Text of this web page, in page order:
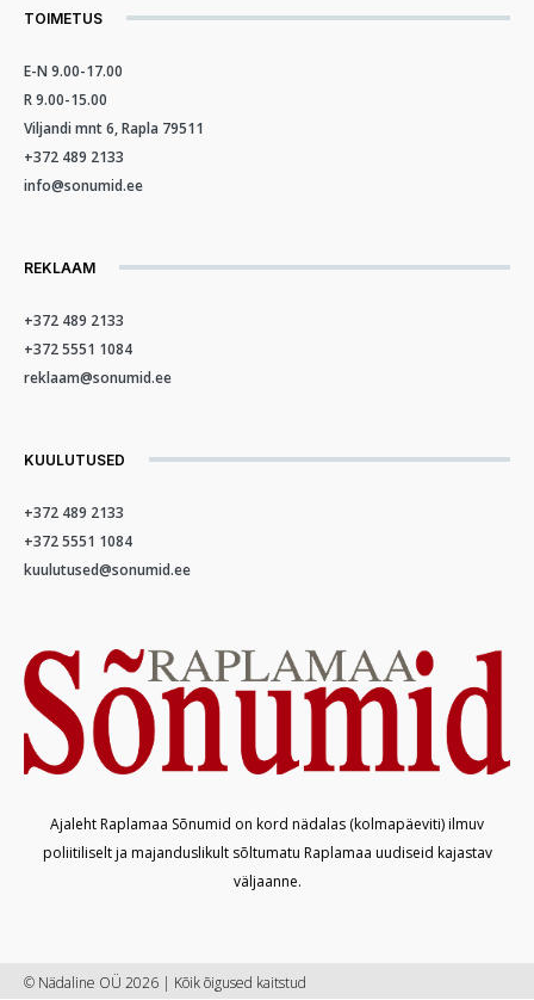
TOIMETUS
E-N 9.00-17.00
R 9.00-15.00
Viljandi mnt 6, Rapla 79511
+372 489 2133
info@sonumid.ee
REKLAAM
+372 489 2133
+372 5551 1084
reklaam@sonumid.ee
KUULUTUSED
+372 489 2133
+372 5551 1084
kuulutused@sonumid.ee
Ajaleht Raplamaa Sõnumid on kord nädalas (kolmapäeviti) ilmuv
poliitiliselt ja majanduslikult sõltumatu Raplamaa uudiseid kajastav
väljaanne.
© Nädaline OÜ 2026 | Kõik õigused kaitstud